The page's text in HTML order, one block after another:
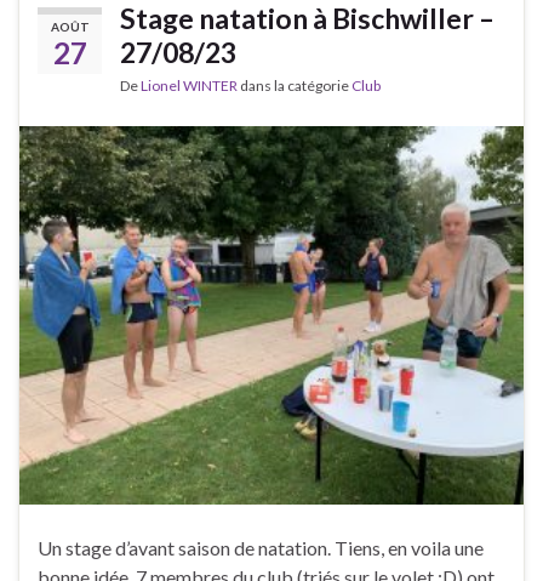
AOÛT
27
Stage natation à Bischwiller –
27/08/23
DeLionel WINTER dans la catégorie Club
Un stage d’avant saison de natation. Tiens, en voila une